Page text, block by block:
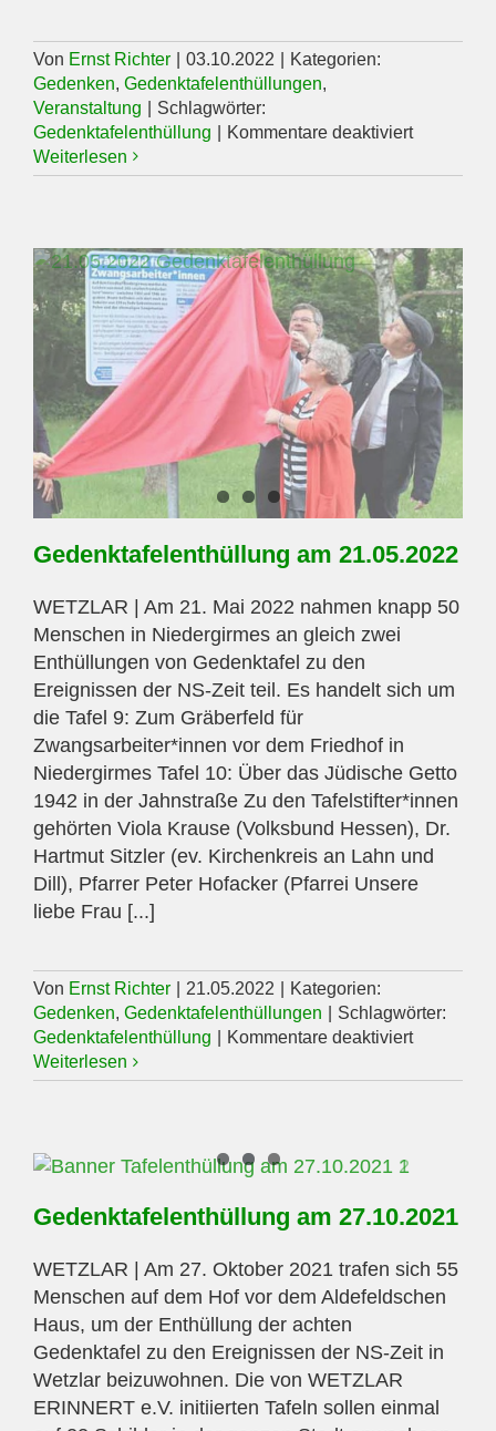
Von Ernst Richter 03.10.2022
Kategorien:
Gedenken, Gedenktafelenthüllungen,
Veranstaltung
Schlagwörter:
Gedenktafelenthüllung
Kommentare deaktiviertfür
am
Weiterlesen
Gedenktafelenthüllung am 21.05.2022
WETZLAR | Am 21. Mai 2022 nahmen knapp 50
Menschen in Niedergirmes an gleich zwei
Enthüllungen von Gedenktafel zu den
Ereignissen der NS-Zeit teil. Es handelt sich um
die Tafel 9: Zum Gräberfeld für
Zwangsarbeiter*innen vor dem Friedhof in
Niedergirmes Tafel 10: Über das Jüdische Getto
1942 in der Jahnstraße Zu den Tafelstifter*innen
gehörten Viola Krause (Volksbund Hessen), Dr.
Hartmut Sitzler (ev. Kirchenkreis an Lahn und
Dill), Pfarrer Peter Hofacker (Pfarrei Unsere
liebe Frau [...]
Von Ernst Richter 21.05.2022
Kategorien:
Gedenken, Gedenktafelenthüllungen
Schlagwörter:
Gedenktafelenthüllung
Kommentare deaktiviertfür
am
Weiterlesen
Gedenktafelenthüllung am 27.10.2021
WETZLAR | Am 27. Oktober 2021 trafen sich 55
Menschen auf dem Hof vor dem Aldefeldschen
Haus, um der Enthüllung der achten
Gedenktafel zu den Ereignissen der NS-Zeit in
Wetzlar beizuwohnen. Die von WETZLAR
ERINNERT e.V. initiierten Tafeln sollen einmal